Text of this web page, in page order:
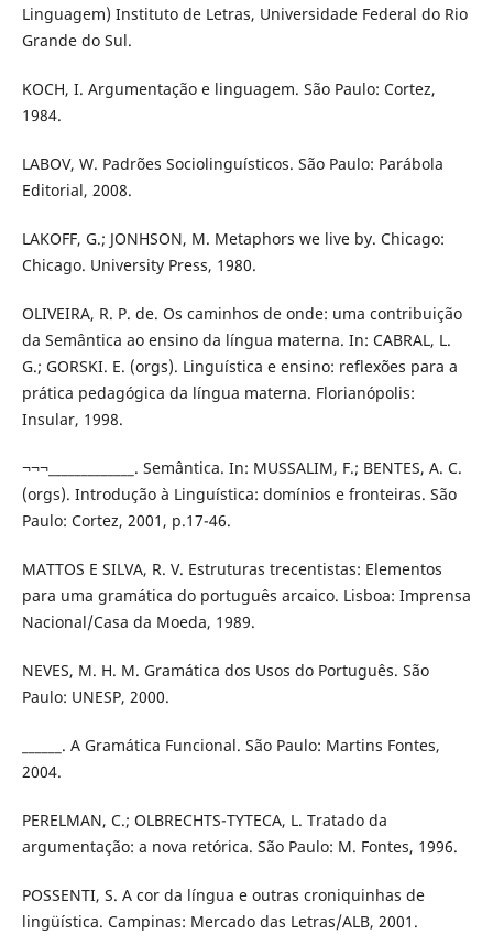
Linguagem) Instituto de Letras, Universidade Federal do Rio
Grande do Sul.
KOCH, I. Argumentação e linguagem. São Paulo: Cortez,
1984.
LABOV, W. Padrões Sociolinguísticos. São Paulo: Parábola
Editorial, 2008.
LAKOFF, G.; JONHSON, M. Metaphors we live by. Chicago:
Chicago. University Press, 1980.
OLIVEIRA, R. P. de. Os caminhos de onde: uma contribuição
da Semântica ao ensino da língua materna. In: CABRAL, L.
G.; GORSKI. E. (orgs). Linguística e ensino: reflexões para a
prática pedagógica da língua materna. Florianópolis:
Insular, 1998.
¬¬¬_____________. Semântica. In: MUSSALIM, F.; BENTES, A. C.
(orgs). Introdução à Linguística: domínios e fronteiras. São
Paulo: Cortez, 2001, p.17-46.
MATTOS E SILVA, R. V. Estruturas trecentistas: Elementos
para uma gramática do português arcaico. Lisboa: Imprensa
Nacional/Casa da Moeda, 1989.
NEVES, M. H. M. Gramática dos Usos do Português. São
Paulo: UNESP, 2000.
______. A Gramática Funcional. São Paulo: Martins Fontes,
2004.
PERELMAN, C.; OLBRECHTS-TYTECA, L. Tratado da
argumentação: a nova retórica. São Paulo: M. Fontes, 1996.
POSSENTI, S. A cor da língua e outras croniquinhas de
lingüística. Campinas: Mercado das Letras/ALB, 2001.